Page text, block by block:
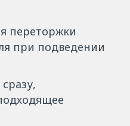
переторжки
при подведении